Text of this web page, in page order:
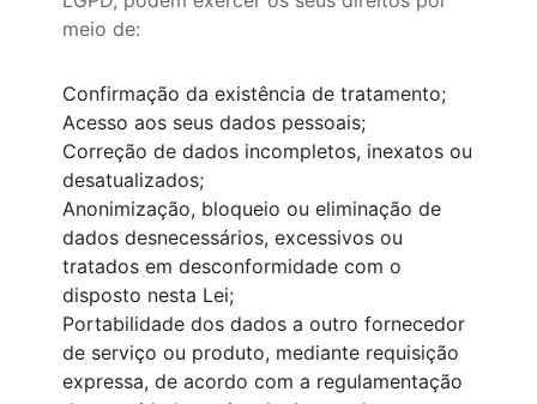
meio de:
Confirmação da existência de tratamento;
Acesso aos seus dados pessoais;
Correção de dados incompletos, inexatos ou
desatualizados;
Anonimização, bloqueio ou eliminação de
dados desnecessários, excessivos ou
tratados em desconformidade com o
disposto nesta Lei;
Portabilidade dos dados a outro fornecedor
de serviço ou produto, mediante requisição
expressa, de acordo com a regulamentação